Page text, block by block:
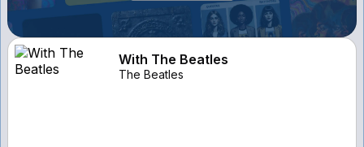
With The Beatles
The Beatles